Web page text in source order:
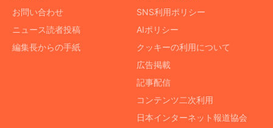
お問い合わせ
ニュース読者投稿
編集長からの手紙
SNS利用ポリシー
AIポリシー
クッキーの利用について
広告掲載
記事配信
コンテンツ二次利用
日本インターネット報道協会